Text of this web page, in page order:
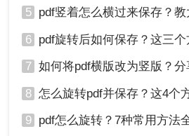
换为PDF格式，同时允许您在
等操作。
操作如下：
1、在计算机上安装一个支
打印机，如Adobe PDF或
2、打开需要旋转的PDF文
5 pdf竖着怎么横过来保存？教大
6 pdf旋转后如何保存？这三个
7 如何将pdf横版改为竖版？分享二
8 怎么旋转pdf并保存？这4个
9 pdf怎么旋转？7种常用方法